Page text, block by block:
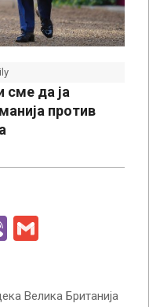
сме да ја
против
Viber
Велика Британија